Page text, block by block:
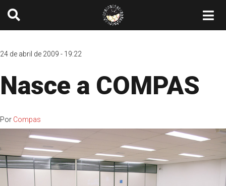
24 de abril de 2009 - 19:22
Nasce a COMPAS
Por Compas